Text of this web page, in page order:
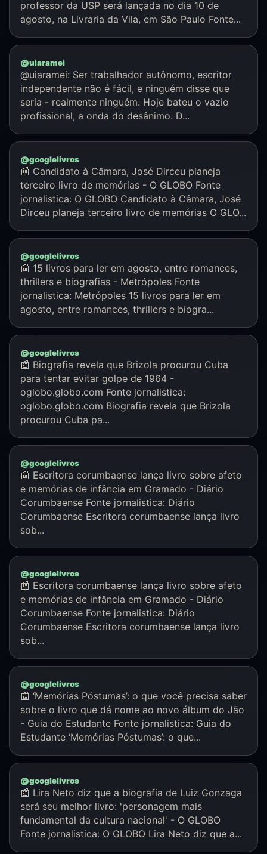
professor da USP será lançada no dia 10 de
agosto, na Livraria da Vila, em São Paulo Fonte...
@uiaramei
@uiaramei: Ser trabalhador autônomo, escritor
independente não é fácil, e ninguém disse que
seria - realmente ninguém. Hoje bateu o vazio
profissional, a onda do desânimo. D...
@googlelivros
📰 Candidato à Câmara, José Dirceu planeja
terceiro livro de memórias - O GLOBO Fonte
jornalistica: O GLOBO Candidato à Câmara, José
Dirceu planeja terceiro livro de memórias O GLO...
@googlelivros
📰 15 livros para ler em agosto, entre romances,
thrillers e biografias - Metrópoles Fonte
jornalistica: Metrópoles 15 livros para ler em
agosto, entre romances, thrillers e biogra...
@googlelivros
📰 Biografia revela que Brizola procurou Cuba
para tentar evitar golpe de 1964 -
oglobo.globo.com Fonte jornalistica:
oglobo.globo.com Biografia revela que Brizola
procurou Cuba pa...
@googlelivros
📰 Escritora corumbaense lança livro sobre afeto
e memórias de infância em Gramado - Diário
Corumbaense Fonte jornalistica: Diário
Corumbaense Escritora corumbaense lança livro
sob...
@googlelivros
📰 Escritora corumbaense lança livro sobre afeto
e memórias de infância em Gramado - Diário
Corumbaense Fonte jornalistica: Diário
Corumbaense Escritora corumbaense lança livro
sob...
@googlelivros
📰 ‘Memórias Póstumas’: o que você precisa saber
sobre o livro que dá nome ao novo álbum do Jão
- Guia do Estudante Fonte jornalistica: Guia do
Estudante ‘Memórias Póstumas’: o que...
@googlelivros
📰 Lira Neto diz que a biografia de Luiz Gonzaga
será seu melhor livro: 'personagem mais
fundamental da cultura nacional' - O GLOBO
Fonte jornalistica: O GLOBO Lira Neto diz que a...